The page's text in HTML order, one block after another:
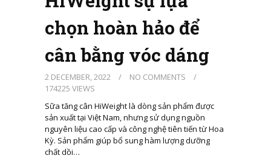
chọn hoàn hảo để
cân bằng vóc dáng
2 DECEMBER, 2022 / NO COMMENTS
/
174225 VIEWS
Sữa tăng cân HiWeight là dòng sản phẩm được
sản xuất tại Việt Nam, nhưng sử dụng nguồn
nguyên liệu cao cấp và công nghệ tiên tiến từ Hoa
Kỳ. Sản phẩm giúp bổ sung hàm lượng dưỡng
chất dồi…